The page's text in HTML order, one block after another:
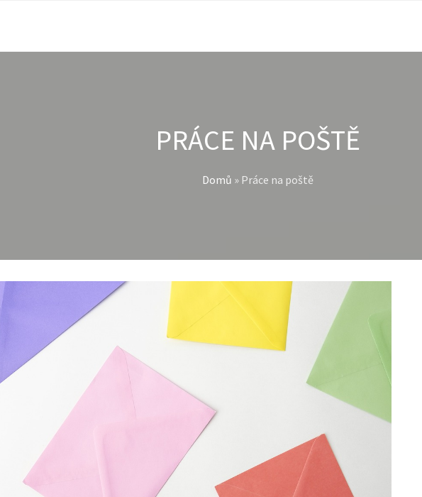
PRÁCE NA POŠTĚ
Domů » Práce na poště